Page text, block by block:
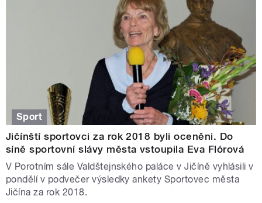
Sport
Jičínští sportovci za rok 2018 byli oceněni. Do
síně sportovní slávy města vstoupila Eva Flórová
V Porotním sále Valdštejnského paláce v Jičíně vyhlásili v
pondělí v podvečer výsledky ankety Sportovec města
Jičína za rok 2018.